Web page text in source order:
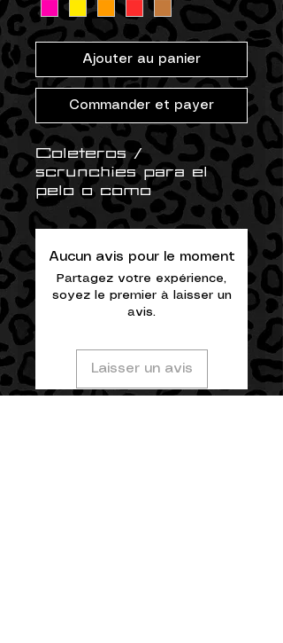
Ajouter au panier
Commander et payer
Coleteros /
scrunchies para el
pelo o como
accesorio ✨
Aucun avis pour le moment
Partagez votre expérience,
soyez le premier à laisser un
avis.
Laisser un avis